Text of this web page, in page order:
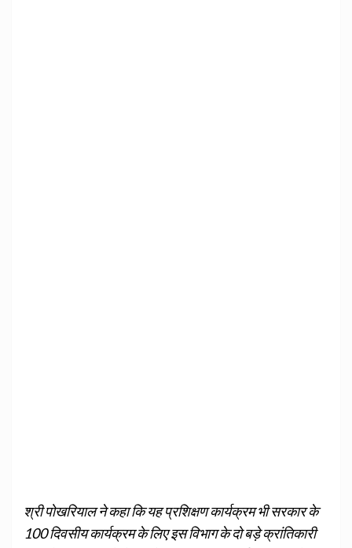
श्री पोखरियाल ने कहा कि यह प्रशिक्षण कार्यक्रम भी सरकार के
100 दिवसीय कार्यक्रम के लिए इस विभाग के दो बड़े क्रांतिकारी